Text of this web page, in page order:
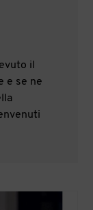
il
e se ne